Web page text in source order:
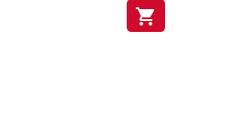
shopping_cart